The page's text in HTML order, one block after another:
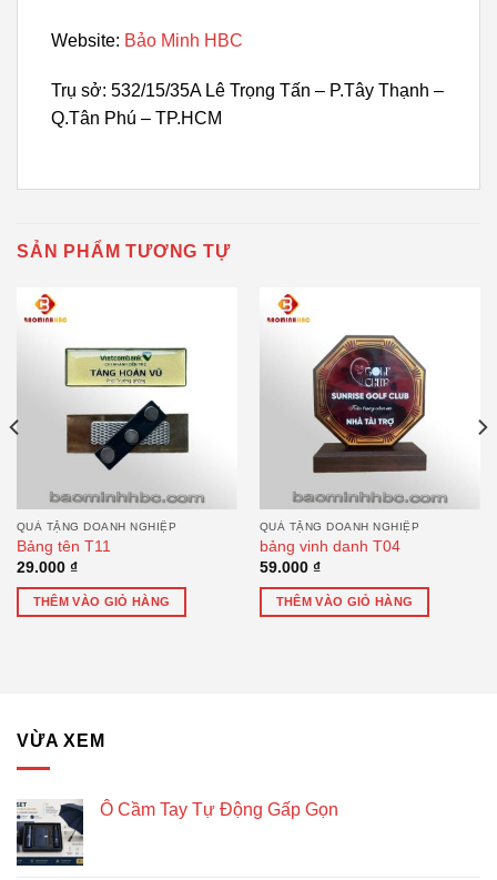
Website: Bảo Minh HBC
Trụ sở: 532/15/35A Lê Trọng Tấn – P.Tây Thạnh –
Q.Tân Phú – TP.HCM
SẢN PHẨM TƯƠNG TỰ
QUÀ TẶNG DOANH NGHIỆP
Bảng tên T11
29.000 ₫
THÊM VÀO GIỎ HÀNG
QUÀ TẶNG DOANH NGHIỆP
bảng vinh danh T04
59.000 ₫
THÊM VÀO GIỎ HÀNG
VỪA XEM
Ô Cầm Tay Tự Động Gấp Gọn